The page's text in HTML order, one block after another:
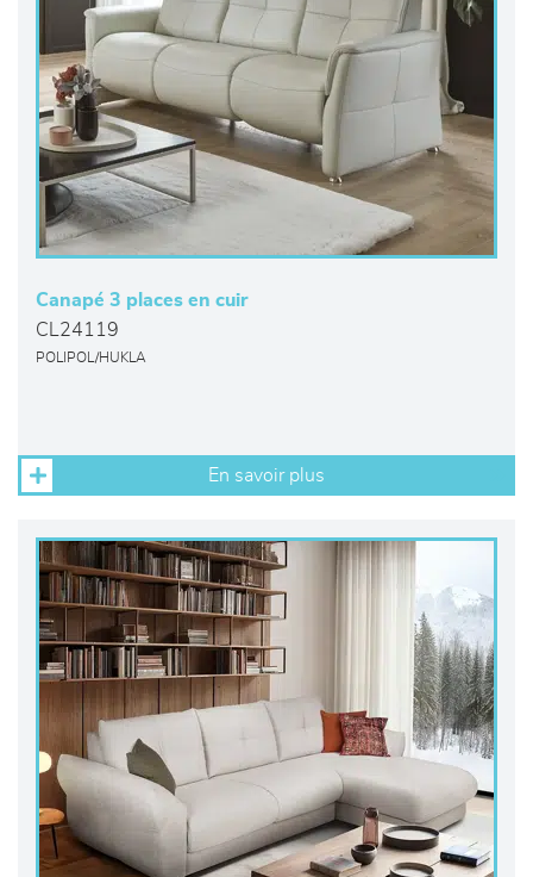
Canapé 3 places en cuir
CL24119
POLIPOL/HUKLA
En savoir plus